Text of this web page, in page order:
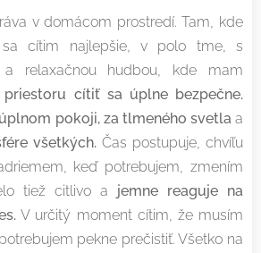
v domácom prostredí. Tam, kde
cítim najlepšie, v polo tme, s
a relaxačnou hudbou, kde mam
cítiť sa úplne bezpečne.
úplnom pokoji, za tlmeného svetla a
všetkých. Čas postupuje, chvíľu
keď potrebujem, zmením
tiež citlivo a jemne reaguje na
V určitý moment cítim, že musím
pekne prečistiť. Všetko na